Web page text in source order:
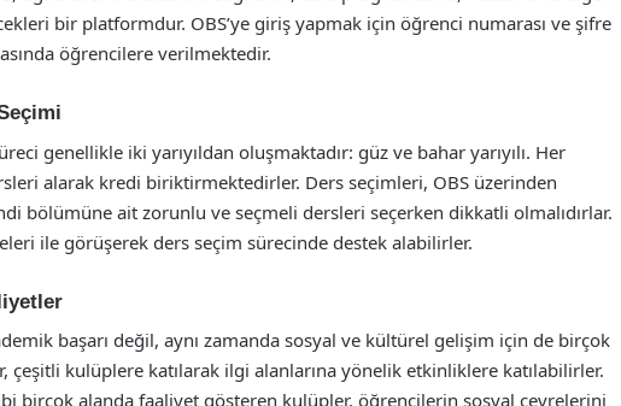
bir platformdur. OBS’ye giriş yapmak için öğrenci numarası ve şifre
öğrencilere verilmektedir.
genellikle iki yarıyıldan oluşmaktadır: güz ve bahar yarıyılı. Her
alarak kredi biriktirmektedirler. Ders seçimleri, OBS üzerinden
bölümüne ait zorunlu ve seçmeli dersleri seçerken dikkatli olmalıdırlar.
ile görüşerek ders seçim sürecinde destek alabilirler.
başarı değil, aynı zamanda sosyal ve kültürel gelişim için de birçok
çeşitli kulüplere katılarak ilgi alanlarına yönelik etkinliklere katılabilirler.
birçok alanda faaliyet gösteren kulüpler, öğrencilerin sosyal çevrelerini